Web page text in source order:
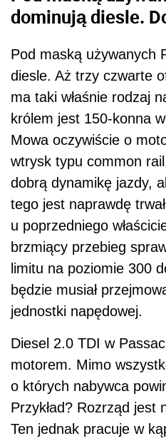
dominują diesle.
Pod maską używanych
diesle. Aż trzy czwarte
ma taki właśnie rodzaj
królem jest 150-konna
Mowa oczywiście o
wtrysk typu common
dobrą dynamikę jazdy,
tego jest naprawdę
u poprzedniego
brzmiący przebieg
limitu na poziomie 300
będzie musiał
jednostki napędowej.
Diesel 2.0 TDI w
motorem. Mimo
o których nabywca
Przykład? Rozrząd jest
Ten jednak pracuje w